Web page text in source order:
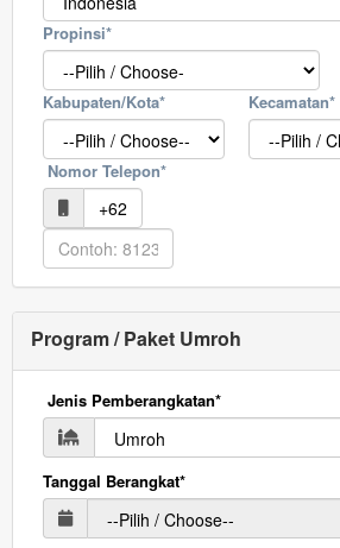
Propinsi*
Kabupaten/Kota* Kecamatan*
Nomor Telepon*
Program / Paket Umroh
Jenis Pemberangkatan*
Tanggal Berangkat*